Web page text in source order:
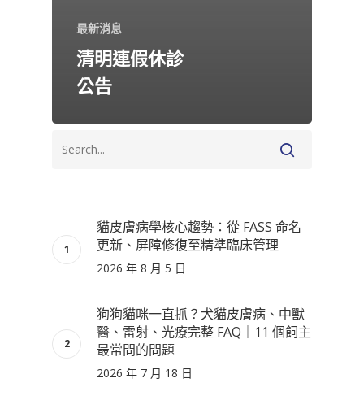
最新消息
清明連假休診
公告
貓皮膚病學核心趨勢：從 FASS 命名
更新、屏障修復至精準臨床管理
2026 年 8 月 5 日
狗狗貓咪一直抓？犬貓皮膚病、中獸
醫、雷射、光療完整 FAQ｜11 個飼主
最常問的問題
2026 年 7 月 18 日